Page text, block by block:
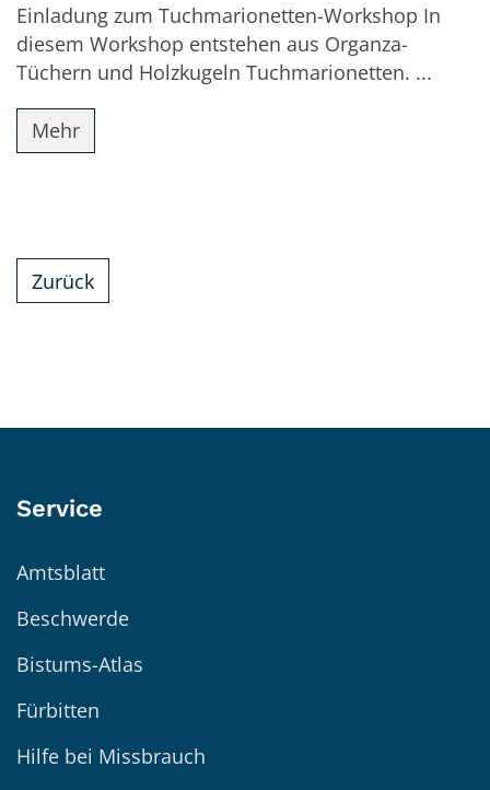
Einladung zum Tuchmarionetten-Workshop In
diesem Workshop entstehen aus Organza-
Tüchern und Holzkugeln Tuchmarionetten. ...
Mehr
Zurück
Service
Amtsblatt
Beschwerde
Bistums-Atlas
Fürbitten
Hilfe bei Missbrauch